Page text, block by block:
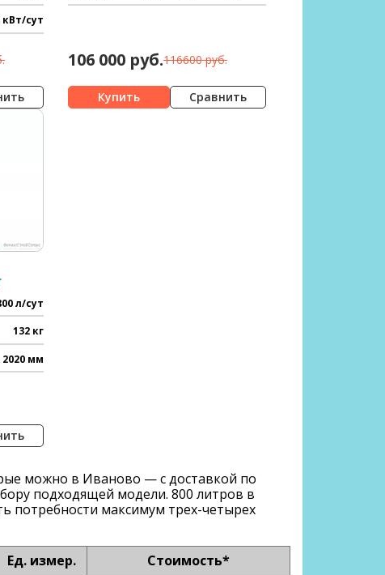
кВт/сут
106 000 руб.116600 руб.
Сравнить
л/сут
132 кг
2020 мм
можно в Иваново — с доставкой по
подходящей модели. 800 литров в
потребности максимум трех-четырех
Ед. измер.
Стоимость*